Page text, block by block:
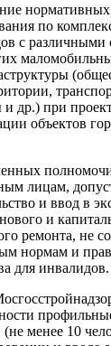
по
с
и др.) при
объектов
лицам,
и ввод в
и
ремонта, не
нормам и
для инвалидов.
менее 10